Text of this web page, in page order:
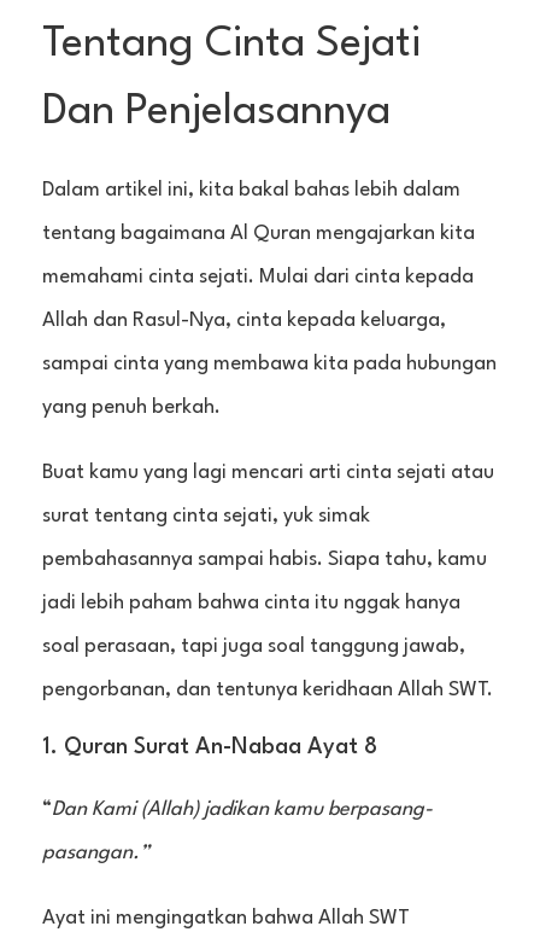
Tentang Cinta Sejati
Dan Penjelasannya
Dalam artikel ini, kita bakal bahas lebih dalam
tentang bagaimana Al Quran mengajarkan kita
memahami cinta sejati. Mulai dari cinta kepada
Allah dan Rasul-Nya, cinta kepada keluarga,
sampai cinta yang membawa kita pada hubungan
yang penuh berkah.
Buat kamu yang lagi mencari arti cinta sejati atau
surat tentang cinta sejati, yuk simak
pembahasannya sampai habis. Siapa tahu, kamu
jadi lebih paham bahwa cinta itu nggak hanya
soal perasaan, tapi juga soal tanggung jawab,
pengorbanan, dan tentunya keridhaan Allah SWT.
1. Quran Surat An-Nabaa Ayat 8
“Dan Kami (Allah) jadikan kamu berpasang-
pasangan.”
Ayat ini mengingatkan bahwa Allah SWT